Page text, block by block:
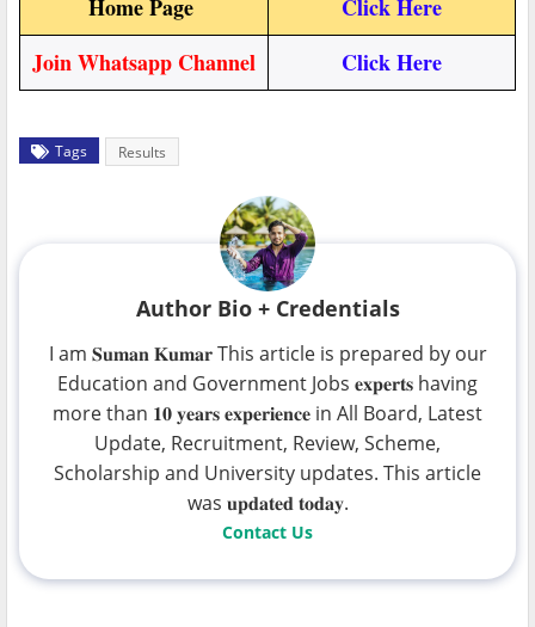
Home Page
Click Here
Join Whatsapp Channel
Click Here
Tags Results
Author Bio + Credentials
I am 𝐒𝐮𝐦𝐚𝐧 𝐊𝐮𝐦𝐚𝐫 This article is prepared by our
Education and Government Jobs 𝐞𝐱𝐩𝐞𝐫𝐭𝐬 having
more than 𝟏𝟎 𝐲𝐞𝐚𝐫𝐬 𝐞𝐱𝐩𝐞𝐫𝐢𝐞𝐧𝐜𝐞 in All Board, Latest
Update, Recruitment, Review, Scheme,
Scholarship and University updates. This article
was 𝐮𝐩𝐝𝐚𝐭𝐞𝐝 𝐭𝐨𝐝𝐚𝐲.
Contact Us